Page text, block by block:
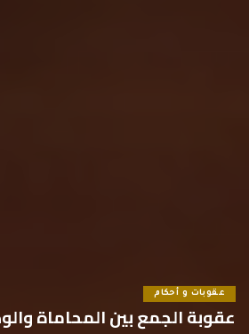
عقوبات و أحكام
عقوبة الجمع بين المحاماة